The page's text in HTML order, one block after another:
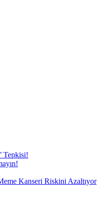
Tepkisi!
Kanseri Riskini Azaltıyor